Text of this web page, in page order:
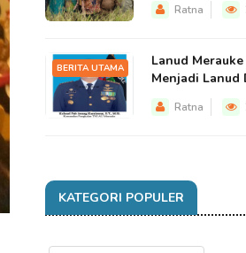
Ratna
BERITA UTAMA
Lanud
Menjadi Lanud
Ratna
KATEGORI POPULER